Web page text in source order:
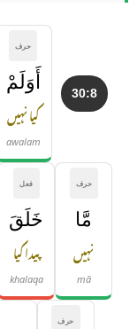
30:8
حرف
أَوَلَمْ
کیا نہیں
awalam
حرف
مَّا
نہیں
mā
فعل
خَلَقَ
پیدا کیا
khalaqa
حرف